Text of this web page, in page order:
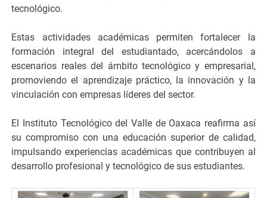
tecnológico.
Estas actividades académicas permiten fortalecer la
formación integral del estudiantado, acercándolos a
escenarios reales del ámbito tecnológico y empresarial,
promoviendo el aprendizaje práctico, la innovación y la
vinculación con empresas líderes del sector.
El Instituto Tecnológico del Valle de Oaxaca reafirma así
su compromiso con una educación superior de calidad,
impulsando experiencias académicas que contribuyen al
desarrollo profesional y tecnológico de sus estudiantes.